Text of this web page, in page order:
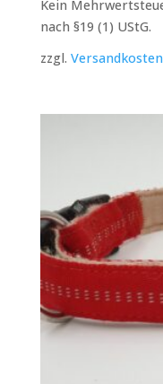
war:
38,00 €
Kein
nach §19 (1) UStG.
zzgl. Versandkosten